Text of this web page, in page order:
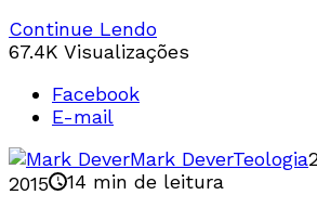
Continue Lendo
67.4K Visualizações
Facebook
E-mail
Mark DeverTeologia
2015
14 min de leitura